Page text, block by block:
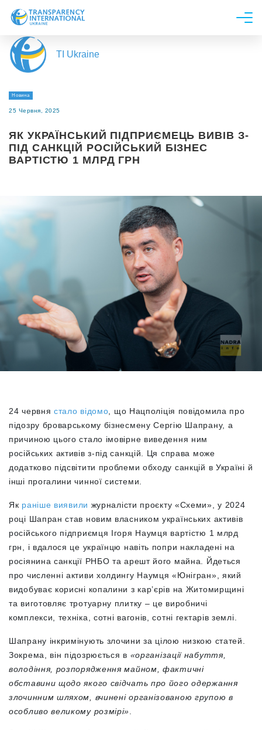
Про нас
Новини
Напрями роботи
Долучитися
TI Ukraine
Новина
25 Червня, 2025
ЯК УКРАЇНСЬКИЙ ПІДПРИЄМЕЦЬ ВИВІВ З-
ПІД САНКЦІЙ РОСІЙСЬКИЙ БІЗНЕС
ВАРТІСТЮ 1 МЛРД ГРН
24 червня стало відомо , що Нацполіція повідомила про
підозру броварському бізнесмену Сергію Шапрану, а
причиною цього стало імовірне виведення ним
російських активів з-під санкцій. Ця справа може
додатково підсвітити проблеми обходу санкцій в Україні й
інші прогалини чинної системи.
Як раніше виявили журналісти проєкту «Схеми», у 2024
році Шапран став новим власником українських активів
російського підприємця Ігоря Наумця вартістю 1 млрд
грн, і вдалося це українцю навіть попри накладені на
росіянина санкції РНБО та арешт його майна. Йдеться
про численні активи холдингу Наумця «Юнігран», який
видобуває корисні копалини з кар’єрів на Житомирщині
та виготовляє тротуарну плитку – це виробничі
комплекси, техніка, сотні вагонів, сотні гектарів землі.
Шапрану інкримінують злочини за цілою низкою статей.
Зокрема, він підозрюється в «організації набуття,
володіння, розпорядження майном, фактичні
обставини щодо якого свідчать про його одержання
злочинним шляхом, вчинені організованою групою в
особливо великому розмірі»